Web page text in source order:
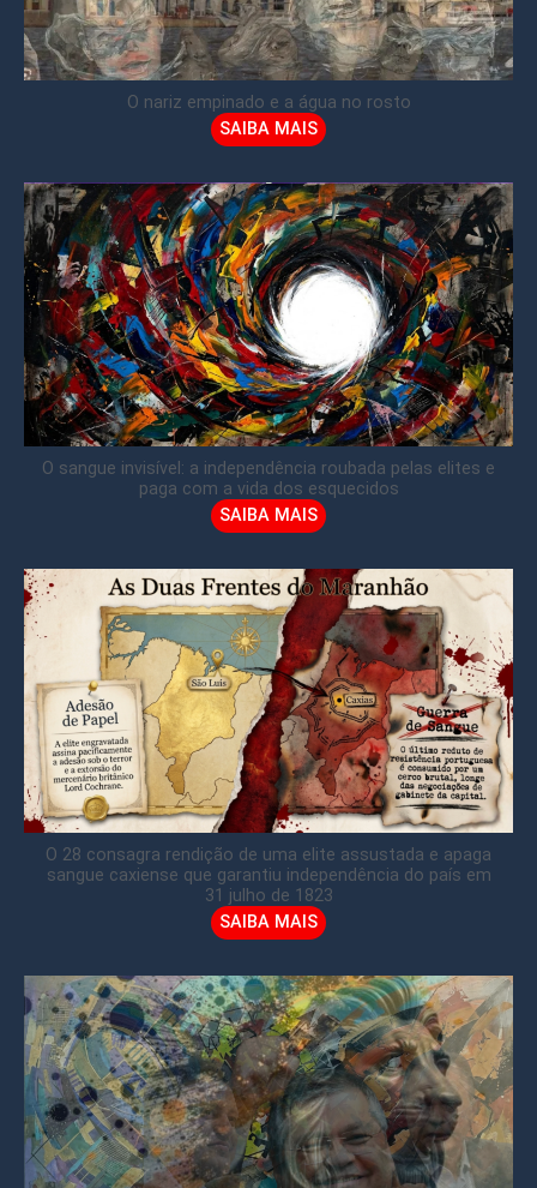
O nariz empinado e a água no rosto
SAIBA MAIS
O sangue invisível: a independência roubada pelas elites e
paga com a vida dos esquecidos
SAIBA MAIS
O 28 consagra rendição de uma elite assustada e apaga
sangue caxiense que garantiu independência do país em
31 julho de 1823
SAIBA MAIS